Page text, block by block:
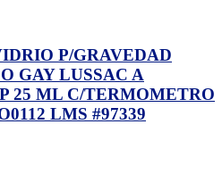
P/GRAVEDAD
GAY LUSSAC A
25 ML C/TERMOMETRO
LMS #97339